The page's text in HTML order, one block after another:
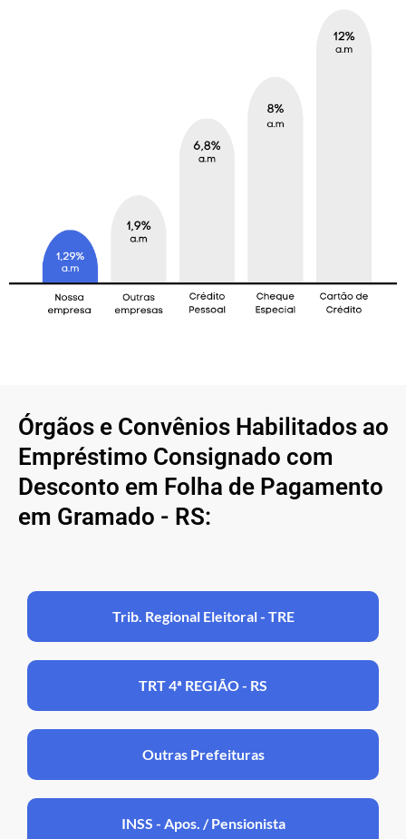
Órgãos e Convênios Habilitados ao
Empréstimo Consignado com
Desconto em Folha de Pagamento
em Gramado - RS:
Trib. Regional Eleitoral - TRE
TRT 4ª REGIÃO - RS
Outras Prefeituras
INSS - Apos. / Pensionista